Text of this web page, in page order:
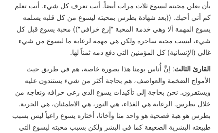
بأن يعلن محبته ليسوع ثلاث مرات أيضاً. أنت تعرف كل شيء. أنت تعلم
كم أني أحبك. ((بعد شهادة بطرس بمحبته ليسوع من كل قلبه يسلمه
يسوع المهمة ألا وهي خدمة المحبة "إرع خرافي")) محبة يسوع قبل كل
شيء، ليست محبة ساحرة ولكن هي مهمة لرعاية ما ليسوع من شيء
غالي (الإنسانية) كل المؤمنين التي دفع دمه ثمناً لها.
القارئ الثالث: إنَّ أُناس يومنا هذا بصورة خاصة، هم في طريق حيث
الأمواج الضخمة والعواصف، هم بحاجة أكثر من شيء يستندون عليه
ويستقرون. نحن بحاجة إلى تأكيدات يسوع الذي رعى خرافه ونعاجه من
خلال بطرس. الرعاية هي الغذاء، هي النور، هي الاطمئنان، هي الحرية.
بطرس هو هبة فصحية هو واحد منا وآخانا، أختاره يسوع راعياً ليس بسبب
طبيعته البشرية الضعيفة كما في البشر ولكن بسبب محبته ليسوع التي